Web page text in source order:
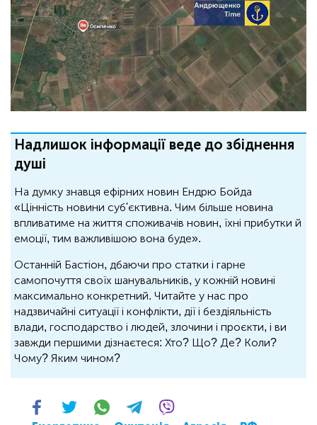
Надлишок інформації веде до збіднення
душі
На думку знавця ефірних новин Ендрю Бойда
«Цінність новини суб'єктивна. Чим більше новина
впливатиме на життя споживачів новин, їхні прибутки й
емоції, тим важливішою вона буде».
Останній Бастіон, дбаючи про статки і гарне
самопочуття своїх шанувальників, у кожній новині
максимально конкретний. Читайте у нас про
надзвичайні ситуації і конфлікти, дії і бездіяльність
влади, господарство і людей, злочини і проєкти, і ви
завжди першими дізнаєтеся: Хто? Що? Де? Коли?
Чому? Яким чином?